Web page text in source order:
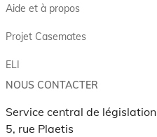
Aide et à propos
Projet Casemates
ELI
NOUS CONTACTER
Service central de législation
5, rue Plaetis